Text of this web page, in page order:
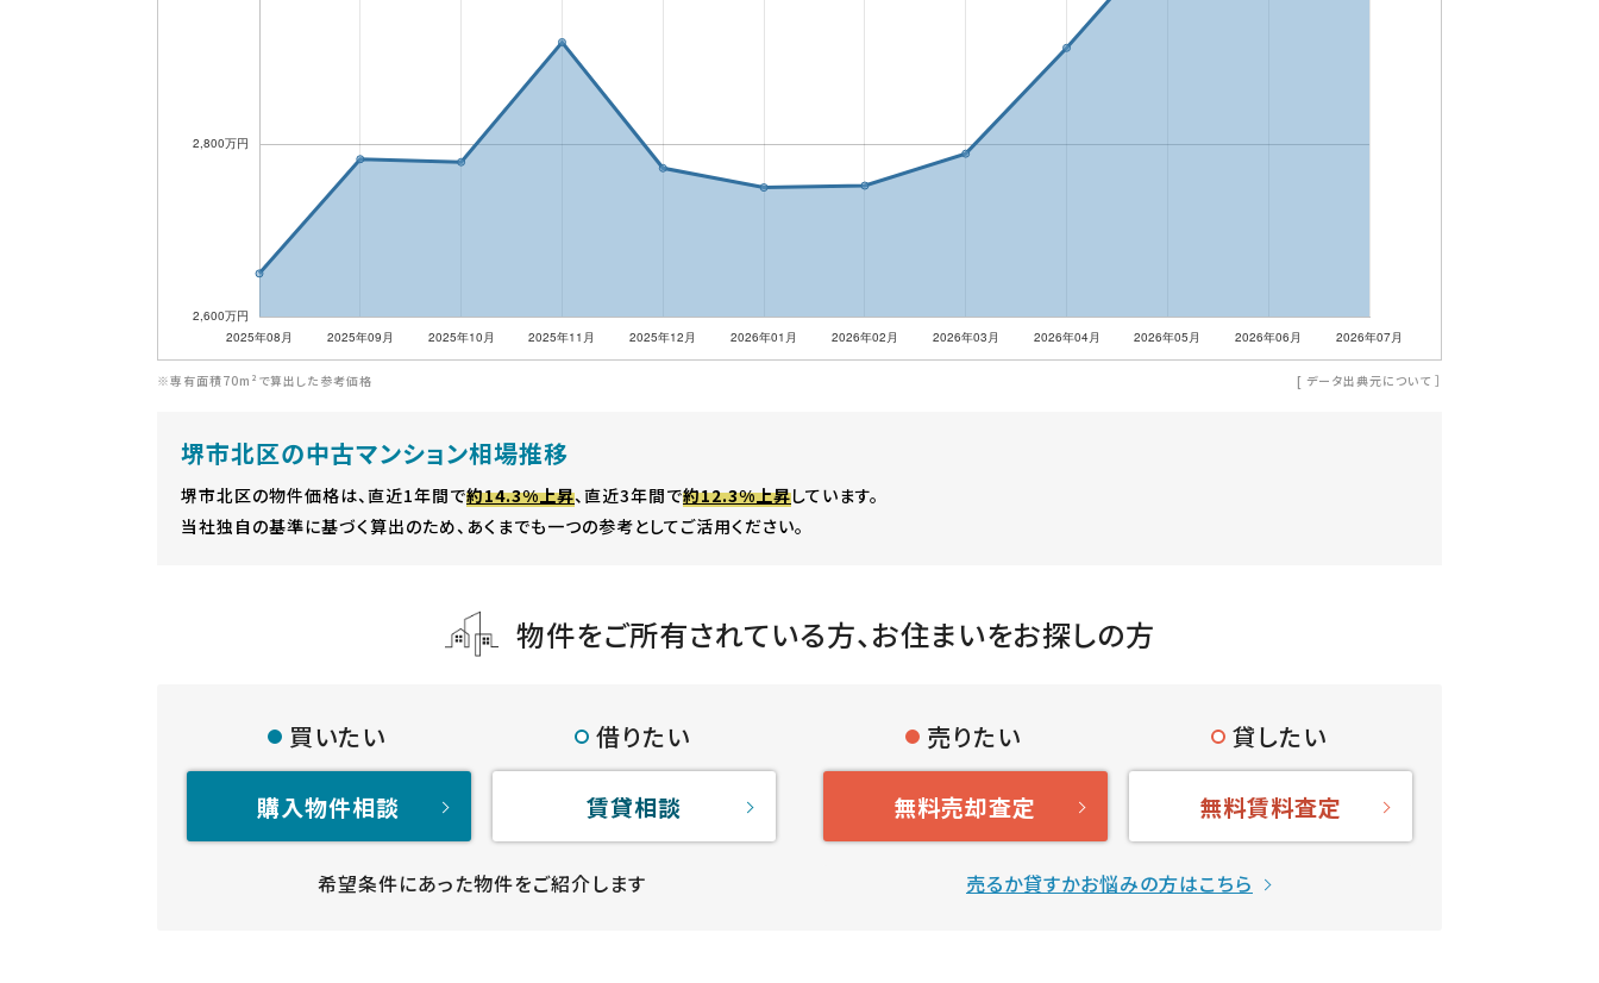
※専有面積70m²で算出した参考価格 [ データ出典元について ］
堺市北区の中古マンション相場推移
堺市北区の物件価格は、直近1年間で約14.3%上昇、直近3年間で約12.3%上昇しています。
当社独自の基準に基づく算出のため、あくまでも一つの参考としてご活用ください。
物件をご所有されている方、お住まいをお探しの方
買いたい
購入物件相談
借りたい
賃貸相談
希望条件にあった物件をご紹介します
売りたい
無料売却査定
貸したい
無料賃料査定
売るか貸すかお悩みの方はこちら